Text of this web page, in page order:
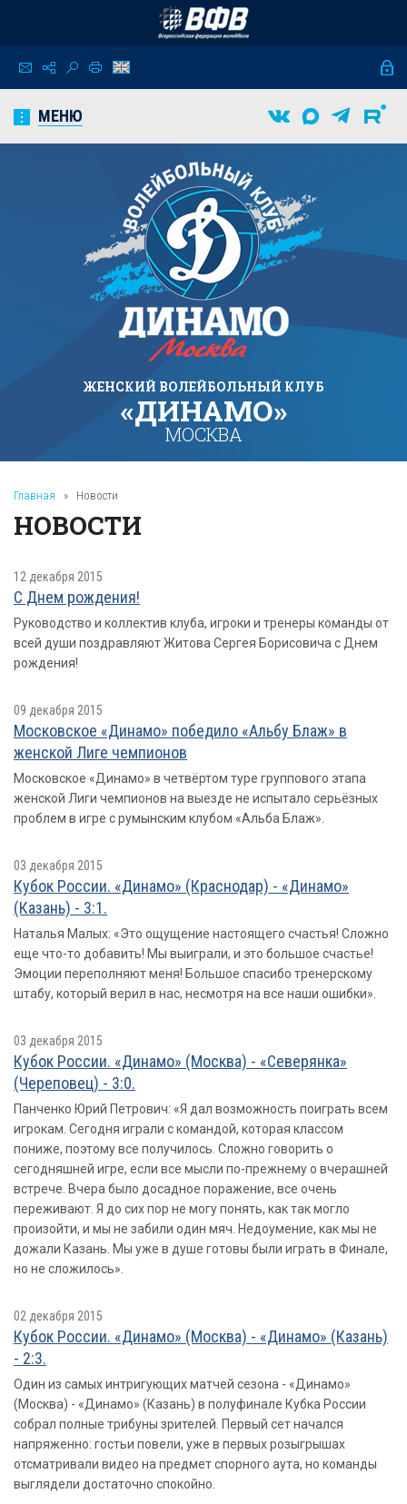
МЕНЮ
ЖЕНСКИЙ ВОЛЕЙБОЛЬНЫЙ КЛУБ
«ДИНАМО»
МОСКВА
Главная » Новости
НОВОСТИ
12 декабря 2015
С Днем рождения!
Руководство и коллектив клуба, игроки и тренеры команды от
всей души поздравляют Житова Сергея Борисовича с Днем
рождения!
09 декабря 2015
Московское «Динамо» победило «Альбу Блаж» в
женской Лиге чемпионов
Московское «Динамо» в четвёртом туре группового этапа
женской Лиги чемпионов на выезде не испытало серьёзных
проблем в игре с румынским клубом «Альба Блаж».
03 декабря 2015
Кубок России. «Динамо» (Краснодар) - «Динамо»
(Казань) - 3:1.
Наталья Малых: «Это ощущение настоящего счастья! Сложно
еще что-то добавить! Мы выиграли, и это большое счастье!
Эмоции переполняют меня! Большое спасибо тренерскому
штабу, который верил в нас, несмотря на все наши ошибки».
03 декабря 2015
Кубок России. «Динамо» (Москва) - «Северянка»
(Череповец) - 3:0.
Панченко Юрий Петрович: «Я дал возможность поиграть всем
игрокам. Сегодня играли с командой, которая классом
пониже, поэтому все получилось. Сложно говорить о
сегодняшней игре, если все мысли по-прежнему о вчерашней
встрече. Вчера было досадное поражение, все очень
переживают. Я до сих пор не могу понять, как так могло
произойти, и мы не забили один мяч. Недоумение, как мы не
дожали Казань. Мы уже в душе готовы были играть в Финале,
но не сложилось».
02 декабря 2015
Кубок России. «Динамо» (Москва) - «Динамо» (Казань)
- 2:3.
Один из самых интригующих матчей сезона - «Динамо»
(Москва) - «Динамо» (Казань) в полуфинале Кубка России
собрал полные трибуны зрителей. Первый сет начался
напряженно: гостьи повели, уже в первых розыгрышах
отсматривали видео на предмет спорного аута, но команды
выглядели достаточно спокойно.